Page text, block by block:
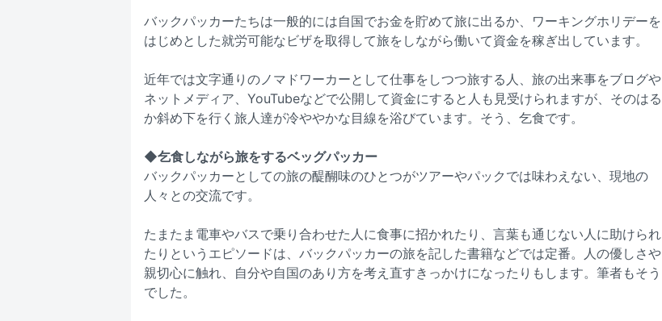
バックパッカーたちは一般的には自国でお金を貯めて旅に出るか、ワーキングホリデーを
はじめとした就労可能なビザを取得して旅をしながら働いて資金を稼ぎ出しています。
近年では文字通りのノマドワーカーとして仕事をしつつ旅する人、旅の出来事をブログや
ネットメディア、YouTubeなどで公開して資金にすると人も見受けられますが、そのはる
か斜め下を行く旅人達が冷ややかな目線を浴びています。そう、乞食です。
◆乞食しながら旅をするベッグパッカー
バックパッカーとしての旅の醍醐味のひとつがツアーやパックでは味わえない、現地の
人々との交流です。
たまたま電車やバスで乗り合わせた人に食事に招かれたり、言葉も通じない人に助けられ
たりというエピソードは、バックパッカーの旅を記した書籍などでは定番。人の優しさや
親切心に触れ、自分や自国のあり方を考え直すきっかけになったりもします。筆者もそう
でした。